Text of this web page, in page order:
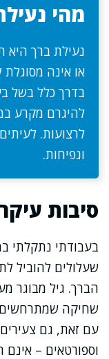
מהי
נעילת ברך
או אינה
בדרך כלל בשל
להיגרם מקרע
לרצועות.
ונפיחות.
סיבות
בעבודתי נתקלתי
שעלולים להוביל
הברך. גיל מבוגר
שחיקה שמתרחשים
עם זאת, גם
וספורטאים – אינם